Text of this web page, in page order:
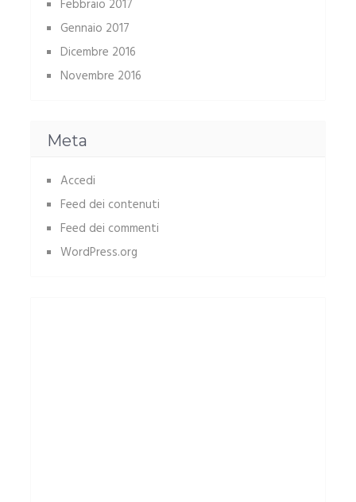
Febbraio 2017
Gennaio 2017
Dicembre 2016
Novembre 2016
Meta
Accedi
Feed dei contenuti
Feed dei commenti
WordPress.org